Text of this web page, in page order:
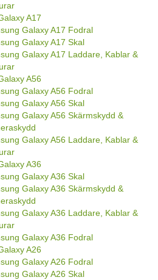
A17
Galaxy A17 Fodral
Galaxy A17 Skal
Galaxy A17 Laddare, Kablar &
A56
Galaxy A56 Fodral
Galaxy A56 Skal
Galaxy A56 Skärmskydd &
Galaxy A56 Laddare, Kablar &
A36
Galaxy A36 Skal
Galaxy A36 Skärmskydd &
Galaxy A36 Laddare, Kablar &
Galaxy A36 Fodral
A26
Galaxy A26 Fodral
Galaxy A26 Skal